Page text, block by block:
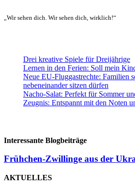
„Wir sehen dich. Wir sehen dich, wirklich!“
Drei kreative Spiele für Dreijährige
Lernen in den Ferien: Soll mein
Neue EU-Fluggastrechte: Familien
nebeneinander sitzen dürfen
Nacho-Salat: Perfekt für Sommer
Zeugnis: Entspannt mit den Noten
Interessante Blogbeiträge
Frühchen-Zwillinge aus der
AKTUELLES